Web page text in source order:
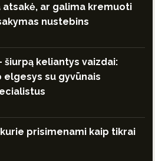
atsakė, ar galima kremuoti
nustebins
šiurpą keliantys vaizdai:
elgesys su gyvūnais
kurie prisimenami kaip tikrai